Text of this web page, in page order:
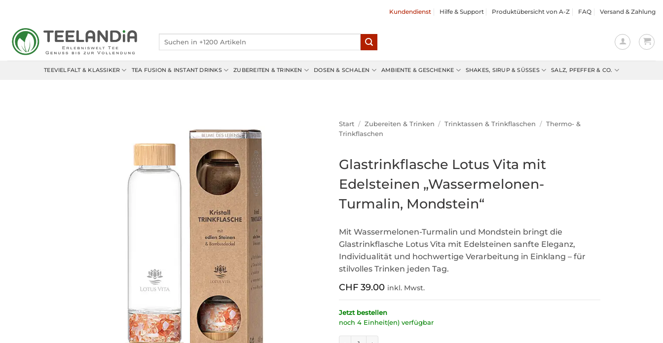
springen
Kundendienst Hilfe & Support Produktübersicht von A-Z FAQ Versand & Zahlung
Suchen
TEEVIELFALT & KLASSIKER TEA FUSION & INSTANT DRINKS ZUBEREITEN & TRINKEN DOSEN & SCHALEN AMBIENTE & GESCHENKE SHAKES, SIRUP & SÜSSES SALZ, PFEFFER & CO.
Start / Zubereiten & Trinken / Trinktassen & Trinkflaschen / Thermo- &
Trinkflaschen
Glastrinkflasche Lotus Vita mit
Edelsteinen „Wassermelonen-
Turmalin, Mondstein“
Mit Wassermelonen-Turmalin und Mondstein bringt die
Glastrinkflasche Lotus Vita mit Edelsteinen sanfte Eleganz,
Individualität und hochwertige Verarbeitung in Einklang – für
stilvolles Trinken jeden Tag.
CHF 39.00 inkl. Mwst.
Jetzt bestellen
noch 4 Einheit(en) verfügbar